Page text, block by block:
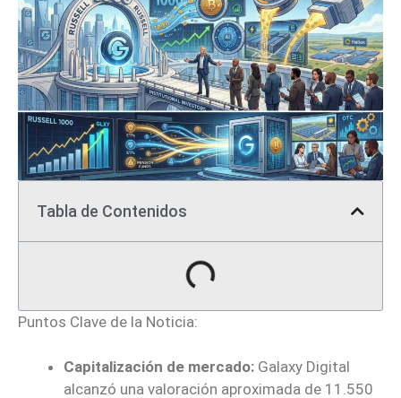
Tabla de Contenidos
Puntos Clave de la Noticia:
Capitalización de mercado: Galaxy Digital
alcanzó una valoración aproximada de 11.550